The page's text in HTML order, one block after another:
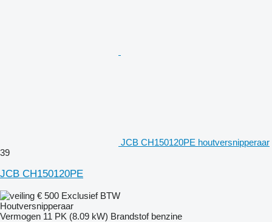
JCB CH150120PE houtversnipperaar
39
JCB CH150120PE
€ 500 Exclusief BTW
Houtversnipperaar
Vermogen 11 PK (8.09 kW) Brandstof benzine